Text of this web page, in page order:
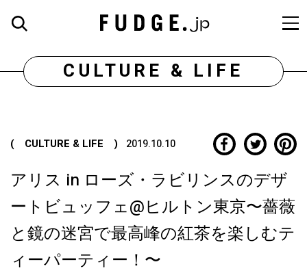
CULTURE & LIFE
( CULTURE & LIFE ) 2019.10.10
アリス in ローズ・ラビリンスのデザ
ートビュッフェ@ヒルトン東京〜薔薇
と鏡の迷宮で最高峰の紅茶を楽しむテ
ィーパーティー！〜